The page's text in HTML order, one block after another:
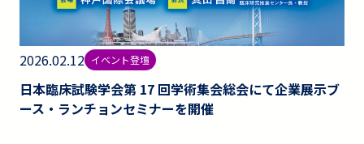
2026.02.12 イベント登壇
日本臨床試験学会第 17 回学術集会総会にて企業展示ブ
ース・ランチョンセミナーを開催